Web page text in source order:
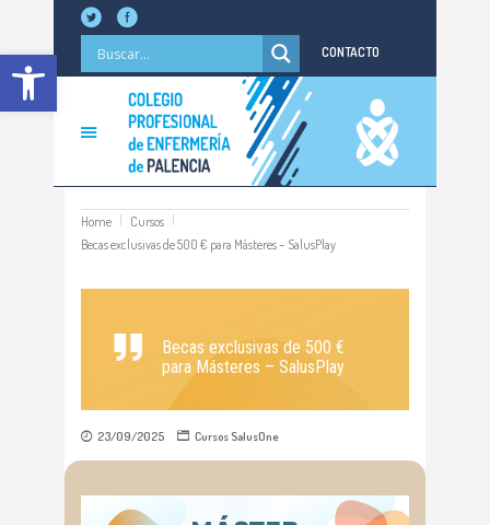
Abrir barra de herramientas CONTACTO
Home
Cursos
Becas exclusivas de 500 € para Másteres – SalusPlay
Becas exclusivas de 500 €
para Másteres – SalusPlay
23/09/2025 Cursos SalusOne